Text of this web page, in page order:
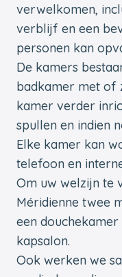
verwelkomen,
verblijf en een
personen kan
De kamers
badkamer met of
kamer verder
spullen en indien
Elke kamer kan
telefoon en
Om uw welzijn te
Méridienne twee
een
kapsalon.
Ook werken we